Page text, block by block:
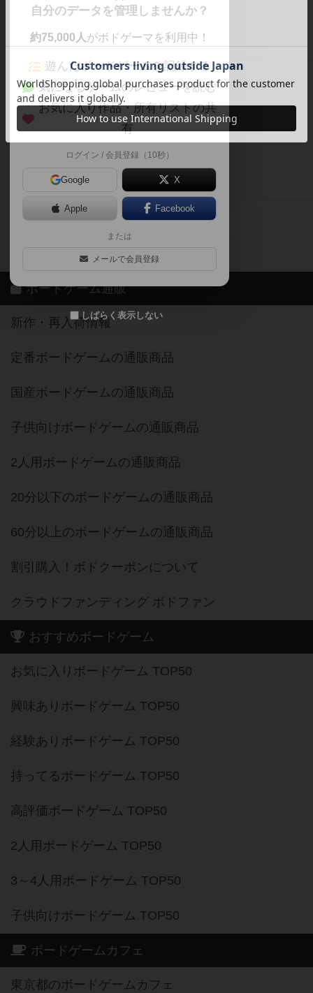
自分のデータを管理しませんか？
約75,000人 がボドゲーマを利用中！
遊んだボードゲームを記録する
気になるゲームのレビューを読む
お気に入り作品・所有リストの共
有
ログイン / 会員登録（10秒）
Google X
Apple Facebook
または
メールで会員登録
しばらく表示しない
ボードゲームを検索する
ボードゲームの新着レビュー
ボードゲーム会情報
メカニクス特集
掲示板・トピックス
ボドとも・会員一覧
ボードゲーム業界コラム
ボドゲーマご利用案内
ボードゲーム通販
新作・再入荷情報
定番ボードゲームの通販商品
国産ボードゲームの通販商品
子供向けボードゲームの通販商品
2人用ボードゲームの通販商品
20分以下のボードゲームの通販商品
60分以上のボードゲームの通販商品
割引購入！ボドクーポンについて
クラウドファンディング ボドファン
おすすめボードゲーム
お気に入りボードゲーム TOP50
興味ありボードゲーム TOP50
経験ありボードゲーム TOP50
持ってるボードゲーム TOP50
高評価ボードゲーム TOP50
2人用ボードゲーム TOP50
3～4人用ボードゲーム TOP50
子供向けボードゲーム TOP50
ボードゲームカフェ
東京都のボードゲームカフェ